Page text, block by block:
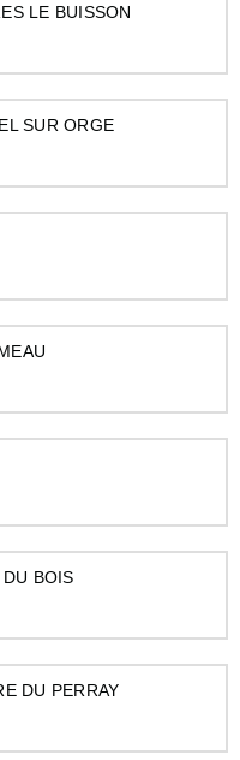
LE BUISSON
SUR ORGE
BOIS
DU PERRAY